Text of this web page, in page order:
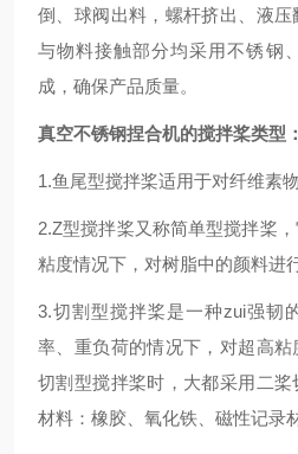
倒、球阀出料，螺杆挤出、液
与物料接触部分均采用不锈钢
成，确保产品质量。
真空不锈钢捏合机的搅拌桨类型：
1.鱼尾型搅拌桨适用于对纤维素
2.Z型搅拌桨又称简单型搅拌桨
粘度情况下，对树脂中的颜料进
3.切割型搅拌桨是一种zui强韧
率、重负荷的情况下，对超高
切割型搅拌桨时，大都采用二
材料：橡胶、氧化铁、磁性记录